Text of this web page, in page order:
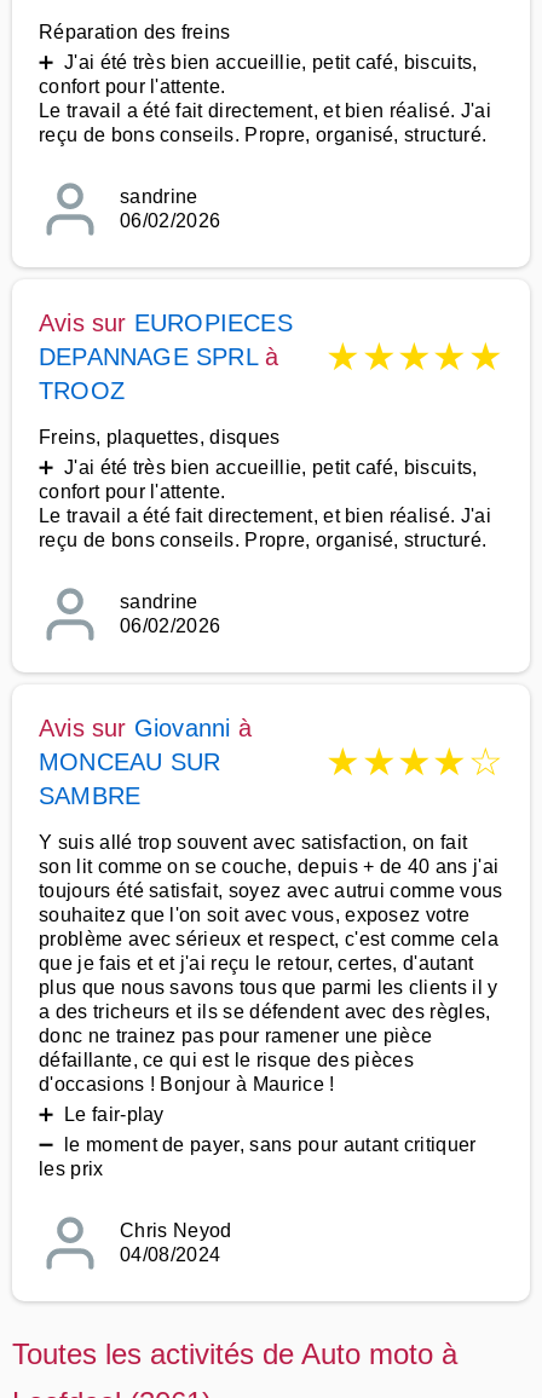
Réparation des freins
➕ J'ai été très bien accueillie, petit café, biscuits,
confort pour l'attente.
Le travail a été fait directement, et bien réalisé. J'ai
reçu de bons conseils. Propre, organisé, structuré.
sandrine
06/02/2026
Avis sur EUROPIECES
DEPANNAGE SPRLà
TROOZ
★★★★★
Freins, plaquettes, disques
➕ J'ai été très bien accueillie, petit café, biscuits,
confort pour l'attente.
Le travail a été fait directement, et bien réalisé. J'ai
reçu de bons conseils. Propre, organisé, structuré.
sandrine
06/02/2026
Avis sur Giovanni à
MONCEAU SUR
SAMBRE
★★★★☆
Y suis allé trop souvent avec satisfaction, on fait
son lit comme on se couche, depuis + de 40 ans j'ai
toujours été satisfait, soyez avec autrui comme vous
souhaitez que l'on soit avec vous, exposez votre
problème avec sérieux et respect, c'est comme cela
que je fais et et j'ai reçu le retour, certes, d'autant
plus que nous savons tous que parmi les clients il y
a des tricheurs et ils se défendent avec des règles,
donc ne trainez pas pour ramener une pièce
défaillante, ce qui est le risque des pièces
d'occasions ! Bonjour à Maurice !
➕ Le fair-play
➖ le moment de payer, sans pour autant critiquer
les prix
Chris Neyod
04/08/2024
Toutes les activités de Auto moto à